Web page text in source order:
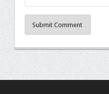
Submit Comment